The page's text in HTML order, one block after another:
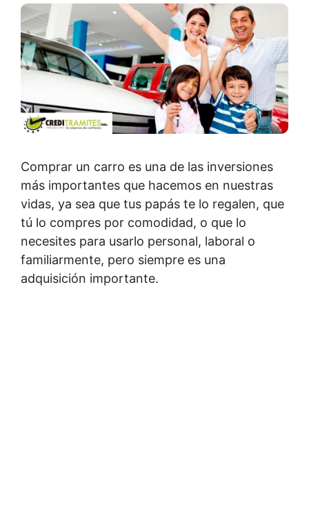
Comprar un carro es una de las inversiones
más importantes que hacemos en nuestras
vidas, ya sea que tus papás te lo regalen, que
tú lo compres por comodidad, o que lo
necesites para usarlo personal, laboral o
familiarmente, pero siempre es una
adquisición importante.